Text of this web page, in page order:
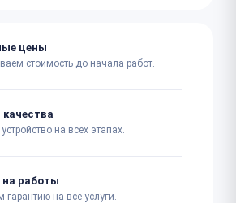
цены
стоимость до начала работ.
на всех этапах.
на работы
на все услуги.